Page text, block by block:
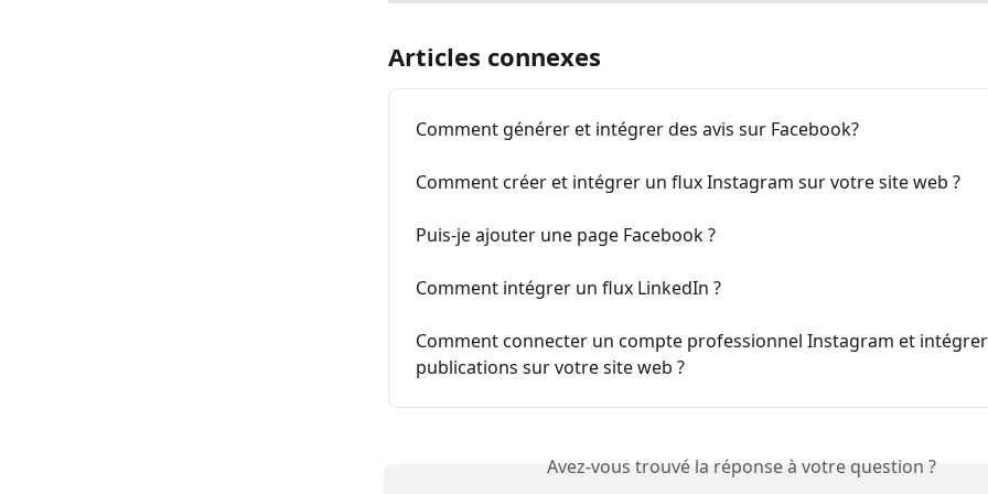
Articles connexes
Comment générer et intégrer des avis sur Facebook?
Comment créer et intégrer un flux Instagram sur votre site web ?
Puis-je ajouter une page Facebook ?
Comment intégrer un flux LinkedIn ?
Comment connecter un compte professionnel Instagram et
publications sur votre site web ?
Avez-vous trouvé la réponse à votre question ?